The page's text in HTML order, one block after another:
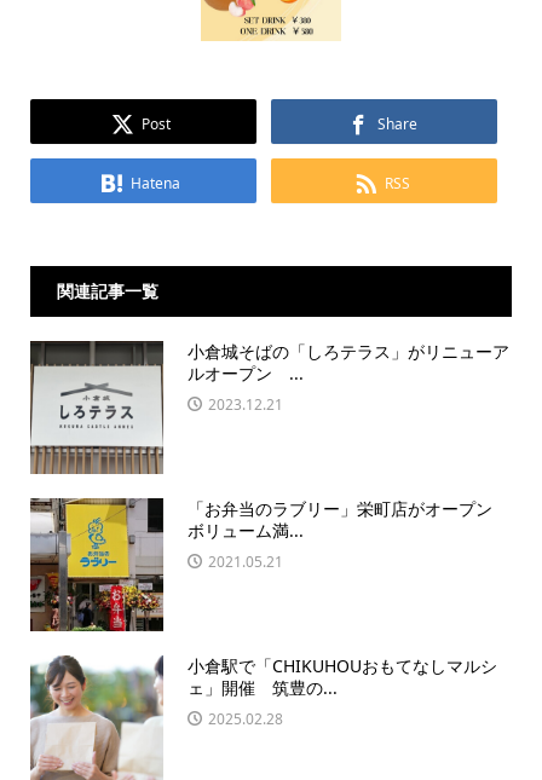
Post Share
Hatena RSS
関連記事一覧
小倉城そばの「しろテラス」がリニューア
ルオープン ...
2023.12.21
「お弁当のラブリー」栄町店がオープン
ボリューム満...
2021.05.21
小倉駅で「CHIKUHOUおもてなしマルシ
ェ」開催 筑豊の...
2025.02.28